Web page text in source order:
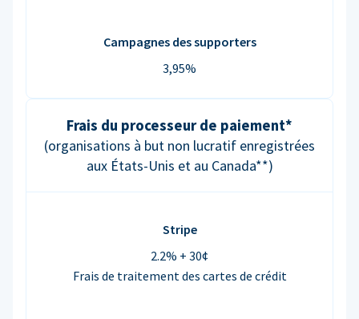
Campagnes des supporters
3,95%
Frais du processeur de paiement*
(organisations à but non lucratif enregistrées
aux États-Unis et au Canada**)
Stripe
2.2% + 30¢
Frais de traitement des cartes de crédit